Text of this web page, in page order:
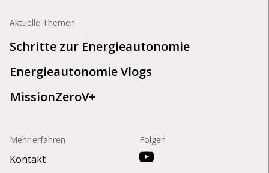
Aktuelle Themen
Schritte zur Energieautonomie
Energieautonomie Vlogs
MissionZeroV+
Mehr erfahren
Kontakt
Folgen